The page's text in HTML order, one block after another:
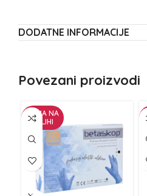
DODATNE INFORMACIJE
Povezani proizvodi
NEMA NA
ZALIHI